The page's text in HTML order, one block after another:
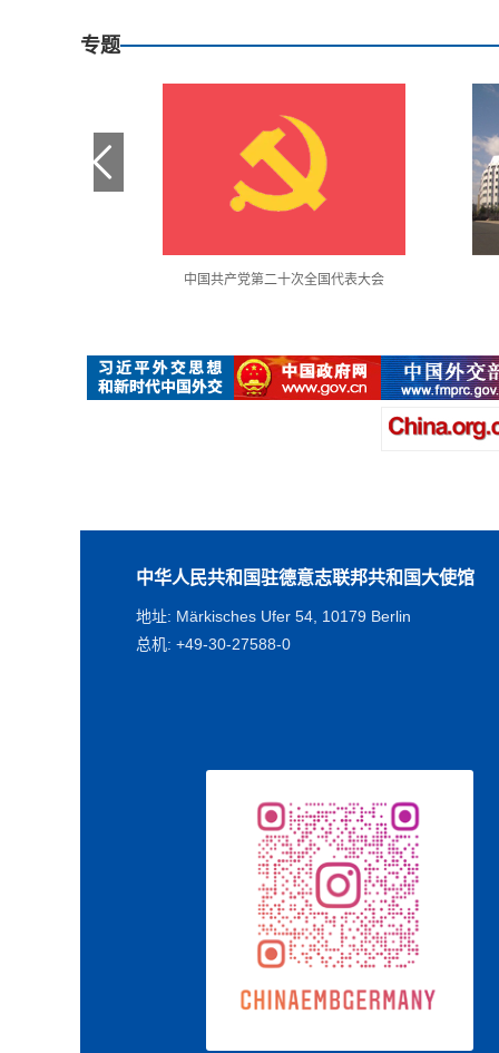
专题
中国共产党第二十次全国代表大会
中华人民共和国驻德意志联邦共和国大使馆
地址: Märkisches Ufer 54, 10179 Berlin
总机: +49-30-27588-0